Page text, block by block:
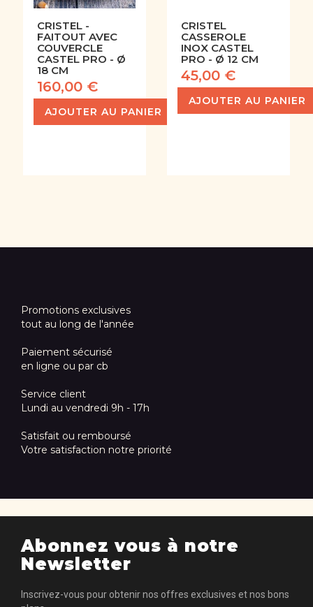
CRISTEL -
FAITOUT AVEC
COUVERCLE
CASTEL PRO - Ø
18 CM
160,00 €
AJOUTER AU PANIER
CRISTEL
CASSEROLE
INOX CASTEL
PRO - Ø 12 CM
45,00 €
AJOUTER AU PANIER
Promotions exclusives
tout au long de l'année
Paiement sécurisé
en ligne ou par cb
Service client
Lundi au vendredi 9h - 17h
Satisfait ou remboursé
Votre satisfaction notre priorité
Abonnez vous à notre
Newsletter
Inscrivez-vous pour obtenir nos offres exclusives et nos bons